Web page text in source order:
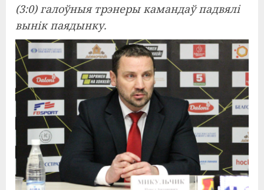
(3:0) галоўныя трэнеры камандаў падвялі
вынік паядынку.